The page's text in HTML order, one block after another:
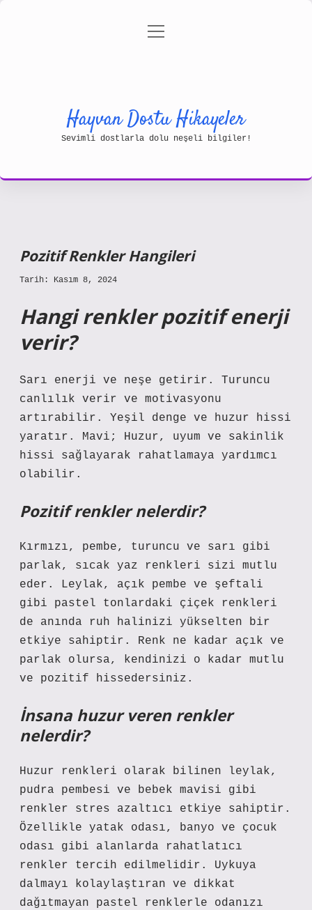
Gizlilik Politikası
menüyü
Hayvan Dostu Hikayeler
Sevimli dostlarla dolu neşeli bilgiler!
Pozitif Renkler Hangileri
Tarih: Kasım 8, 2024
Hangi renkler pozitif enerji
verir?
Sarı enerji ve neşe getirir. Turuncu
canlılık verir ve motivasyonu
artırabilir. Yeşil denge ve huzur hissi
yaratır. Mavi; Huzur, uyum ve sakinlik
hissi sağlayarak rahatlamaya yardımcı
olabilir.
Pozitif renkler nelerdir?
Kırmızı, pembe, turuncu ve sarı gibi
parlak, sıcak yaz renkleri sizi mutlu
eder. Leylak, açık pembe ve şeftali
gibi pastel tonlardaki çiçek renkleri
de anında ruh halinizi yükselten bir
etkiye sahiptir. Renk ne kadar açık ve
parlak olursa, kendinizi o kadar mutlu
ve pozitif hissedersiniz.
İnsana huzur veren renkler
nelerdir?
Huzur renkleri olarak bilinen leylak,
pudra pembesi ve bebek mavisi gibi
renkler stres azaltıcı etkiye sahiptir.
Özellikle yatak odası, banyo ve çocuk
odası gibi alanlarda rahatlatıcı
renkler tercih edilmelidir. Uykuya
dalmayı kolaylaştıran ve dikkat
dağıtmayan pastel renklerle odanızı